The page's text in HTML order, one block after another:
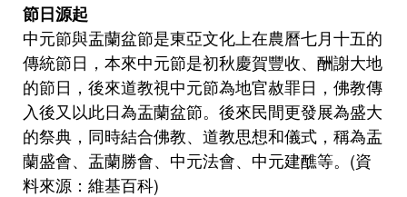
節日源起
中元節與盂蘭盆節是東亞文化上在農曆七月十五的
傳統節日，本來中元節是初秋慶賀豐收、酬謝大地
的節日，後來道教視中元節為地官赦罪日，佛教傳
入後又以此日為盂蘭盆節。後來民間更發展為盛大
的祭典，同時結合佛教、道教思想和儀式，稱為盂
蘭盛會、盂蘭勝會、中元法會、中元建醮等。(資
料來源：維基百科)